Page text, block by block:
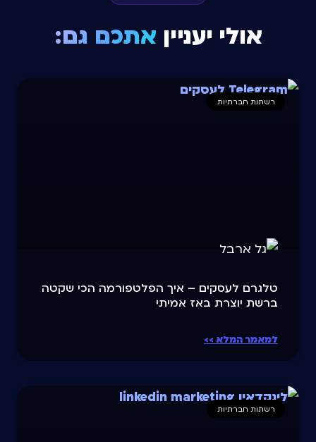
אולי יעניין אתכם גם:
רשתות חברתיות
טלגרם לעסקים – איך הפלטפורמה הכי שקטה
ברשת יוצרת באז אמיתי
למאמר המלא >>
רשתות חברתיות